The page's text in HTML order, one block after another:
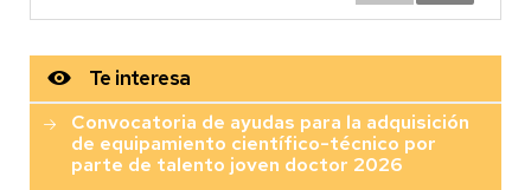
Te interesa
Convocatoria de ayudas para la adquisición
de equipamiento científico-técnico por
parte de talento joven doctor 2026